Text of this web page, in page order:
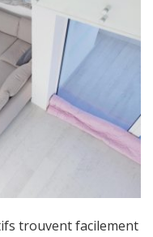
trouvent facilement